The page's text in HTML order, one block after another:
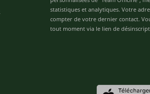
statistiques et analytiques. Votre
compter de votre dernier contact.
tout moment via le lien de